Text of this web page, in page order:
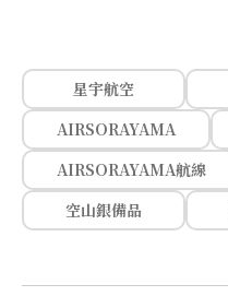
星宇航空
AIRSORAYAMA
AIRSORAYAMA航線
空山銀備品